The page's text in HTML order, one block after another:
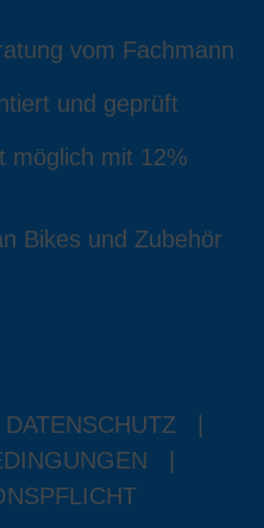
vom Fachmann
und geprüft
möglich mit 12%
Bikes und Zubehör
DATENSCHUTZ